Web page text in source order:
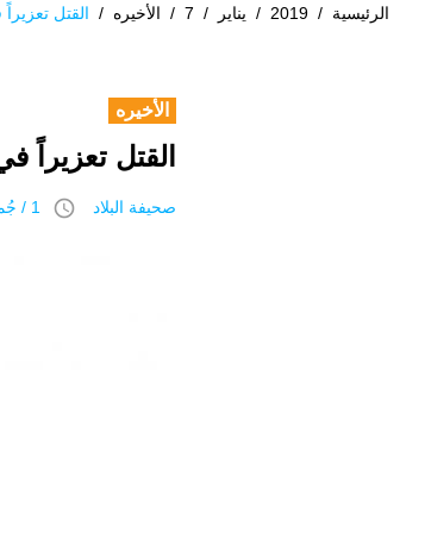
الرئيسية /
2019
/ يناير /
7
/ الأخيره / القتل
الأخيره
القتل تعزيراً
صحيفة البلاد access_time 1 / جُمادى اﻷولى / 1440 هـ 7 يناير 2019